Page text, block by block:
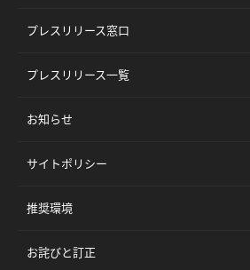
プレスリリース窓口
プレスリリース一覧
お知らせ
サイトポリシー
推奨環境
お詫びと訂正